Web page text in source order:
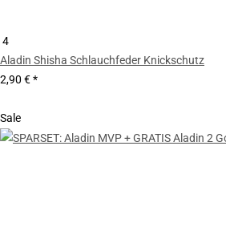
4
Aladin Shisha Schlauchfeder Knickschutz
2,90 €*
Sale